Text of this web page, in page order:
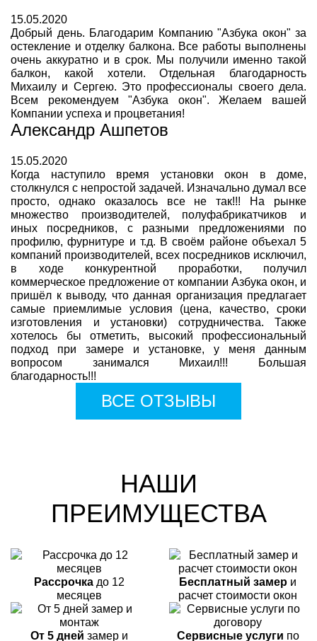
15.05.2020
Добрый день. Благодарим Компанию "Азбука окон" за
остекление и отделку балкона. Все работы выполнены
очень аккуратно и в срок. Мы получили именно такой
балкон, какой хотели. Отдельная благодарность
Михаилу и Сергею. Это профессионалы своего дела.
Всем рекомендуем "Азбука окон". Желаем вашей
Компании успеха и процветания!
Александр Ашпетов
15.05.2020
Когда наступило время установки окон в доме,
столкнулся с непростой задачей. Изначально думал все
просто, однако оказалось все не так!!! На рынке
множество производителей, полуфабрикатчиков и
иных посредников, с разными предложениями по
профилю, фурнитуре и т.д. В своём районе объехал 5
компаний производителей, всех посредников исключил,
в ходе конкурентной проработки, получил
коммерческое предложение от компании Азбука окон, и
пришёл к выводу, что данная организация предлагает
самые приемлимые условия (цена, качество, сроки
изготовления и установки) сотрудничества. Также
хотелось бы отметить, высокий профессиональный
подход при замере и установке, у меня данным
вопросом занимался Михаил!!! Большая
благодарность!!!
ВСЕ ОТЗЫВЫ
НАШИ
ПРЕИМУЩЕСТВА
Рассрочка до 12
месяцев
Бесплатный замер и
расчет стоимости окон
От 5 дней замер и
Сервисные услуги по